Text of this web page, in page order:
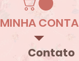
MINHA CONTA
Contato